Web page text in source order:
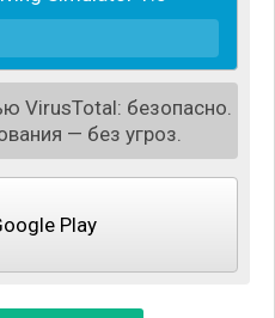
в дешёвой аркаде, а
настоящей физике
места для парковки, где
парковочному
стиль,
VirusTotal: безопасно.
— без угроз.
Play